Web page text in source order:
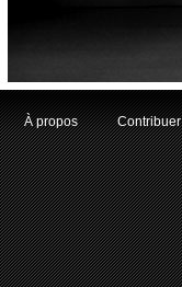
À propos Contribuer